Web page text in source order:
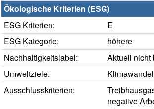
Ökologische Kriterien (ESG)
ESG Kriterien:
E
ESG Kategorie:
höhere
Nachhaltigkeitslabel:
Aktuell nicht
Umweltziele:
Ausschlusskriterien:
negative